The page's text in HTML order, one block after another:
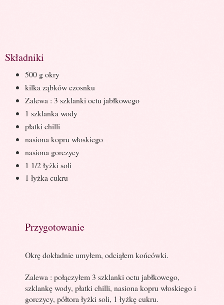
Składniki
500 g okry
kilka ząbków czosnku
Zalewa : 3 szklanki octu jabłkowego
1 szklanka wody
płatki chilli
nasiona kopru włoskiego
nasiona gorczycy
1 1/2 łyżki soli
1 łyżka cukru
Przygotowanie
Okrę dokładnie umyłem, odciąłem końcówki.
Zalewa : połączyłem 3 szklanki octu jabłkowego,
szklankę wody, płatki chilli, nasiona kopru włoskiego i
gorczycy, półtora łyżki soli, 1 łyżkę cukru.